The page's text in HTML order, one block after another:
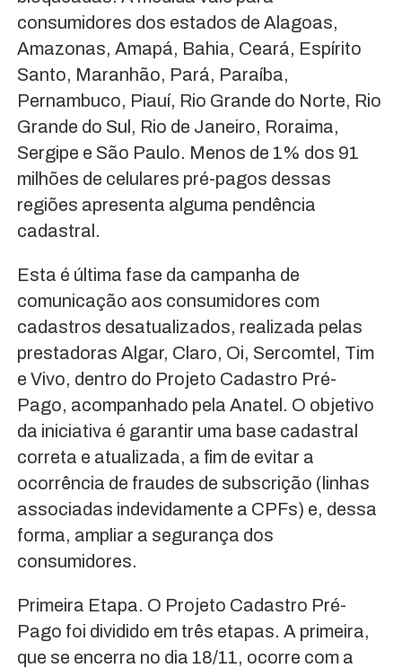
consumidores dos estados de Alagoas,
Amazonas, Amapá, Bahia, Ceará, Espírito
Santo, Maranhão, Pará, Paraíba,
Pernambuco, Piauí, Rio Grande do Norte, Rio
Grande do Sul, Rio de Janeiro, Roraima,
Sergipe e São Paulo. Menos de 1% dos 91
milhões de celulares pré-pagos dessas
regiões apresenta alguma pendência
cadastral.
Esta é última fase da campanha de
comunicação aos consumidores com
cadastros desatualizados, realizada pelas
prestadoras Algar, Claro, Oi, Sercomtel, Tim
e Vivo, dentro do Projeto Cadastro Pré-
Pago, acompanhado pela Anatel. O objetivo
da iniciativa é garantir uma base cadastral
correta e atualizada, a fim de evitar a
ocorrência de fraudes de subscrição (linhas
associadas indevidamente a CPFs) e, dessa
forma, ampliar a segurança dos
consumidores.
Primeira Etapa. O Projeto Cadastro Pré-
Pago foi dividido em três etapas. A primeira,
que se encerra no dia 18/11, ocorre com a